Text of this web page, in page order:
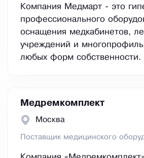
Компания Медмарт - это
профессионального
оснащения медкабинетов,
учреждений и
любых форм собственности.
Медремкомплект
Москва
Поставщик медицинского